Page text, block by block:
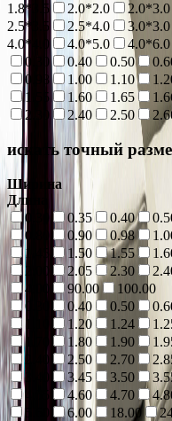
1.8*3.5
2.0*2.0 2.0*3.0
2.5*3.5
2.5*4.0 3.0*3.0
4.0*4.0
4.0*5.0
4.0*6.0
0.30
0.40 0.50
0.98
1.00 1.10
1.55
1.60 1.65
2.30
2.40 2.50
искать точный
Ширина
Длина
0.30
0.35 0.40
0.80
0.90 0.98
1.45
1.50 1.55
2.00
2.05 2.30
4.00
90.00
100.00
0.30
0.40 0.50
1.10
1.20 1.24
1.70
1.80 1.90
2.40
2.50 2.70
3.40
3.45 3.50
4.55
4.60 4.70
5.60
6.00 18.00